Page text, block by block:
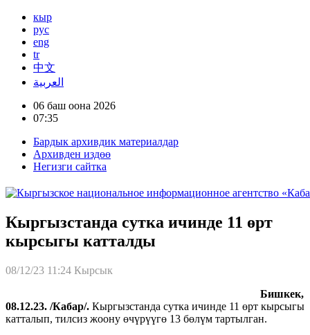
кыр
рус
eng
tr
中文
العربية
06 баш оона 2026
07:35
Бардык архивдик материалдар
Архивден издөө
Негизги сайтка
Кыргызстанда сутка ичинде 11 өрт
кырсыгы катталды
08/12/23 11:24 Кырсык
Бишкек,
08.12.23. /Кабар/. Кыргызстанда сутка ичинде 11 өрт кырсыгы
катталып, тилсиз жоону өчүрүүгө 13 бөлүм тартылган.